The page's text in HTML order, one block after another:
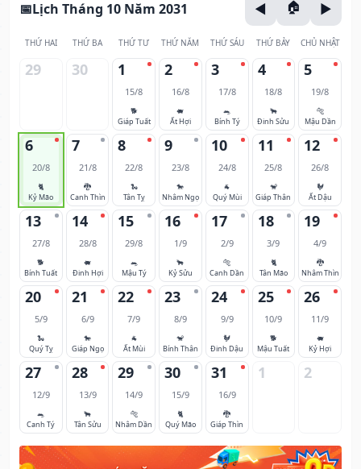
Lịch Tháng 10 Năm 2031
THỨ HAI THỨ BA THỨ TƯ THỨ NĂM THỨ SÁU THỨ BẢY CHỦ NHẬT
29 30 1
15/8
🐕
Giáp Tuất
2
16/8
🐖
Ất Hợi
3
17/8
🐀
Bính Tý
4
18/8
🐂
Đinh Sửu
5
19/8
🐅
Mậu Dần
6
20/8
🐈
Kỷ Mão
7
21/8
🐉
Canh Thìn
8
22/8
🐍
Tân Tỵ
9
23/8
🐎
Nhâm Ngọ
10
24/8
🐐
Quý Mùi
11
25/8
🐒
Giáp Thân
12
26/8
🐓
Ất Dậu
13
27/8
🐕
Bính Tuất
14
28/8
🐖
Đinh Hợi
15
29/8
🐀
Mậu Tý
16
1/9
🐂
Kỷ Sửu
17
2/9
🐅
Canh Dần
18
3/9
🐈
Tân Mão
19
4/9
🐉
Nhâm Thìn
20
5/9
🐍
Quý Tỵ
21
6/9
🐎
Giáp Ngọ
22
7/9
🐐
Ất Mùi
23
8/9
🐒
Bính Thân
24
9/9
🐓
Đinh Dậu
25
10/9
🐕
Mậu Tuất
26
11/9
🐖
Kỷ Hợi
27
12/9
🐀
Canh Tý
28
13/9
🐂
Tân Sửu
29
14/9
🐅
Nhâm Dần
30
15/9
🐈
Quý Mão
31
16/9
🐉
Giáp Thìn
1 2